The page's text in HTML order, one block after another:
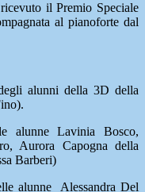
il Premio Speciale
al pianoforte dal
alunni della 3D della
alunne Lavinia Bosco,
Aurora Capogna della
Barberi)
alunne Alessandra Del